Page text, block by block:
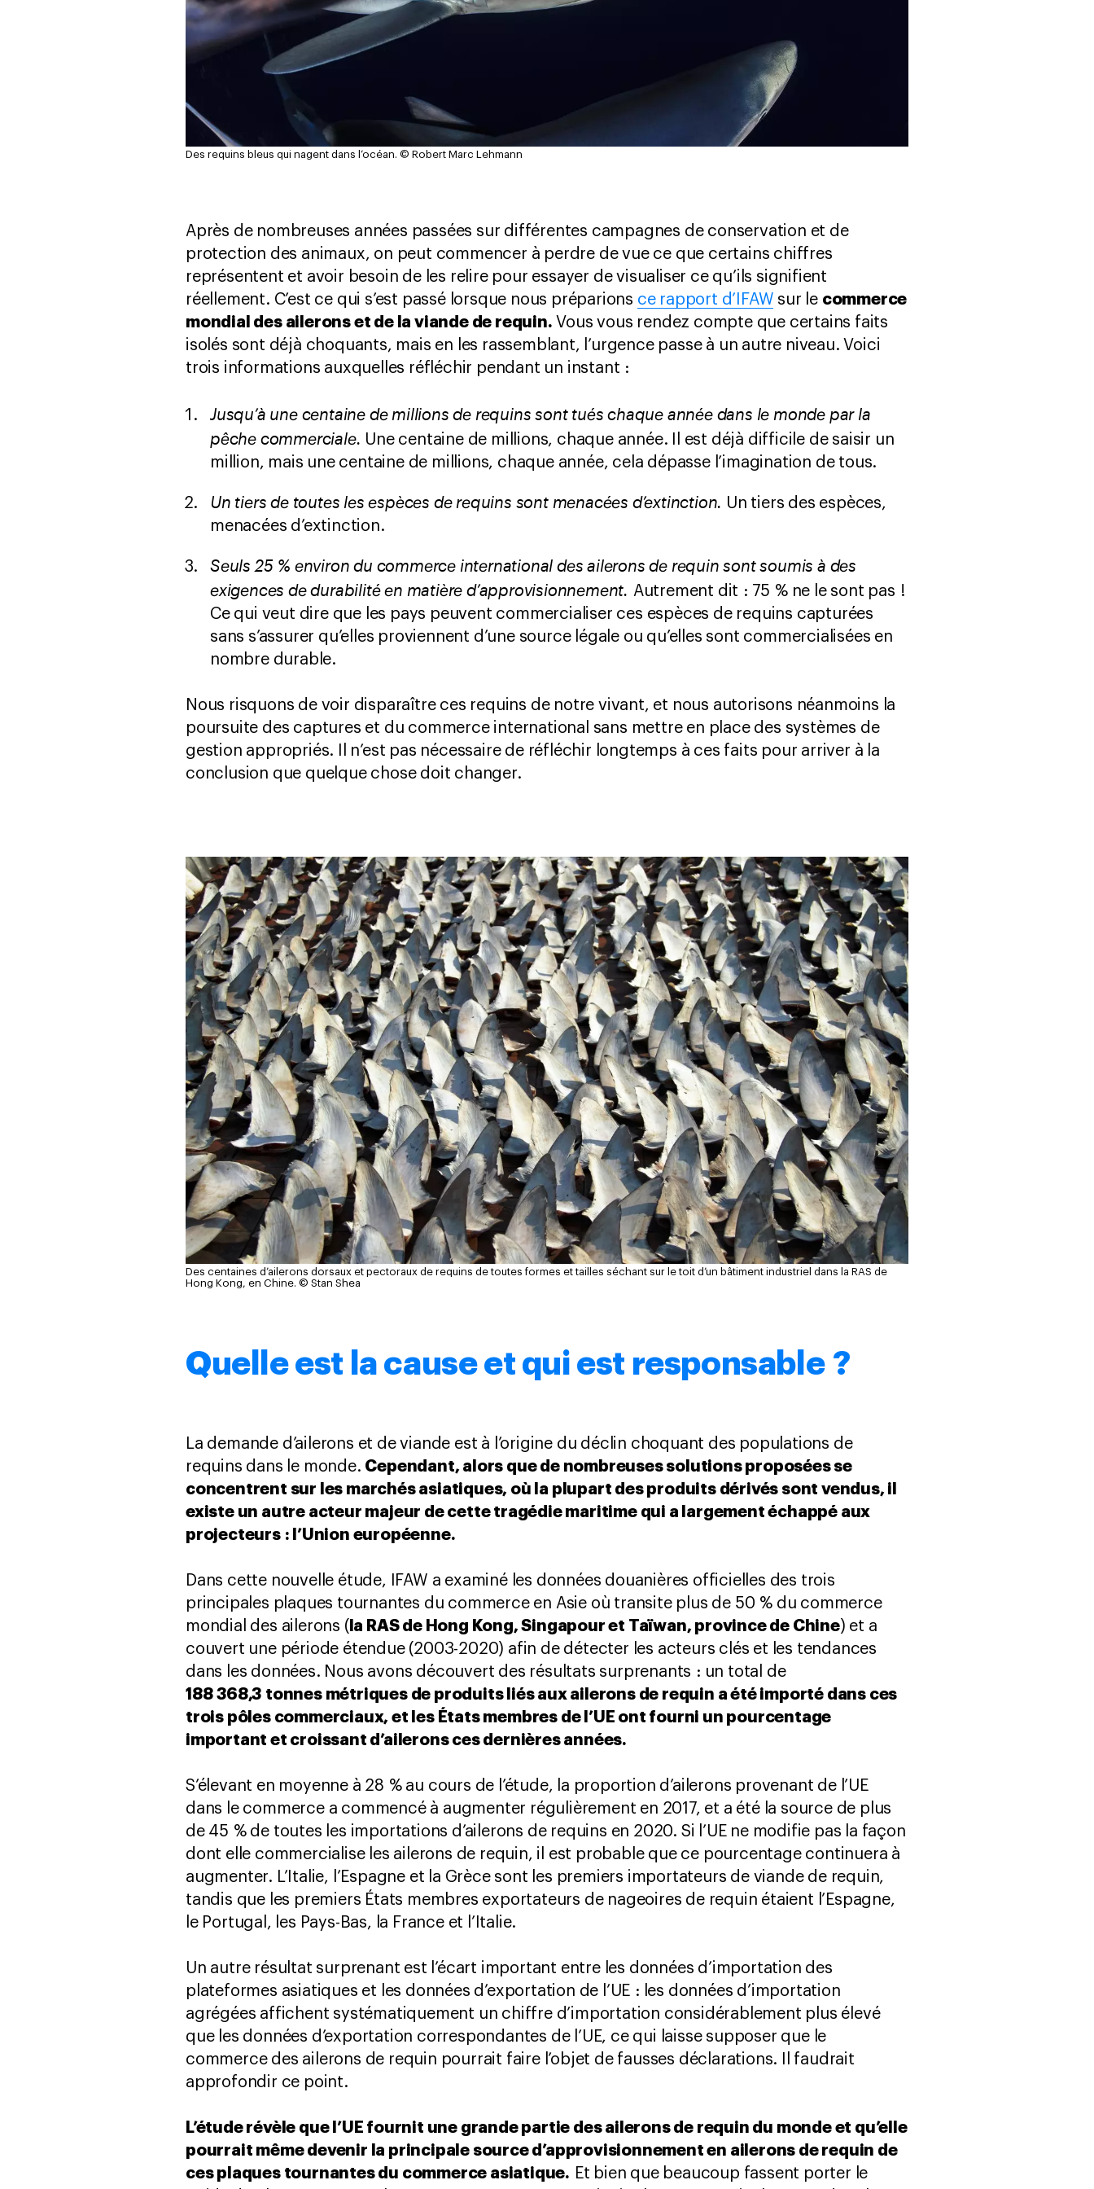
Des requins bleus qui nagent dans l’océan. © Robert Marc Lehmann
Après de nombreuses années passées sur différentes campagnes de conservation et de
protection des animaux, on peut commencer à perdre de vue ce que certains chiffres
représentent et avoir besoin de les relire pour essayer de visualiser ce qu’ils signifient
réellement. C’est ce qui s’est passé lorsque nous préparions ce rapport d’IFAW sur le commerce
mondial des ailerons et de la viande de requin. Vous vous rendez compte que certains faits
isolés sont déjà choquants, mais en les rassemblant, l’urgence passe à un autre niveau. Voici
trois informations auxquelles réfléchir pendant un instant :
Jusqu’à une centaine de millions de requins sont tués chaque année dans le monde par la
pêche commerciale. Une centaine de millions, chaque année. Il est déjà difficile de saisir un
million, mais une centaine de millions, chaque année, cela dépasse l’imagination de tous.
Un tiers de toutes les espèces de requins sont menacées d’extinction. Un tiers des espèces,
menacées d’extinction.
Seuls 25 % environ du commerce international des ailerons de requin sont soumis à des
exigences de durabilité en matière d’approvisionnement. Autrement dit : 75 % ne le sont pas !
Ce qui veut dire que les pays peuvent commercialiser ces espèces de requins capturées
sans s’assurer qu’elles proviennent d’une source légale ou qu’elles sont commercialisées en
nombre durable.
Nous risquons de voir disparaître ces requins de notre vivant, et nous autorisons néanmoins la
poursuite des captures et du commerce international sans mettre en place des systèmes de
gestion appropriés. Il n’est pas nécessaire de réfléchir longtemps à ces faits pour arriver à la
conclusion que quelque chose doit changer.
Des centaines d’ailerons dorsaux et pectoraux de requins de toutes formes et tailles séchant sur le toit d’un bâtiment industriel dans la RAS de
Hong Kong, en Chine. © Stan Shea
Quelle est la cause et qui est responsable ?
La demande d’ailerons et de viande est à l’origine du déclin choquant des populations de
requins dans le monde. Cependant, alors que de nombreuses solutions proposées se
concentrent sur les marchés asiatiques, où la plupart des produits dérivés sont vendus, il
existe un autre acteur majeur de cette tragédie maritime qui a largement échappé aux
projecteurs : l’Union européenne.
Dans cette nouvelle étude, IFAW a examiné les données douanières officielles des trois
principales plaques tournantes du commerce en Asie où transite plus de 50 % du commerce
mondial des ailerons ( la RAS de Hong Kong, Singapour et Taïwan, province de Chine) et a
couvert une période étendue (2003-2020) afin de détecter les acteurs clés et les tendances
dans les données. Nous avons découvert des résultats surprenants : un total de
188 368,3 tonnes métriques de produits liés aux ailerons de requin a été importé dans ces
trois pôles commerciaux, et les États membres de l’UE ont fourni un pourcentage
important et croissant d’ailerons ces dernières années.
S’élevant en moyenne à 28 % au cours de l’étude, la proportion d’ailerons provenant de l’UE
dans le commerce a commencé à augmenter régulièrement en 2017, et a été la source de plus
de 45 % de toutes les importations d’ailerons de requins en 2020. Si l’UE ne modifie pas la façon
dont elle commercialise les ailerons de requin, il est probable que ce pourcentage continuera à
augmenter. L’Italie, l’Espagne et la Grèce sont les premiers importateurs de viande de requin,
tandis que les premiers États membres exportateurs de nageoires de requin étaient l’Espagne,
le Portugal, les Pays-Bas, la France et l’Italie.
Un autre résultat surprenant est l’écart important entre les données d’importation des
plateformes asiatiques et les données d’exportation de l’UE : les données d’importation
agrégées affichent systématiquement un chiffre d’importation considérablement plus élevé
que les données d’exportation correspondantes de l’UE, ce qui laisse supposer que le
commerce des ailerons de requin pourrait faire l’objet de fausses déclarations. Il faudrait
approfondir ce point.
L’étude révèle que l’UE fournit une grande partie des ailerons de requin du monde et qu’elle
pourrait même devenir la principale source d’approvisionnement en ailerons de requin de
ces plaques tournantes du commerce asiatique. Et bien que beaucoup fassent porter le